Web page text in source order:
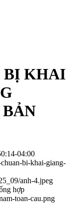
BỊ KHAI
04:00
bi-khai-giang-
anh-4.jpeg
hợp
toan-cau.png